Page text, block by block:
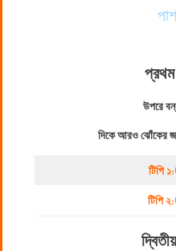
প্রথম
উপরে
দিকে আরও ঝোঁকের
টিপি ১:
টিপি ২: